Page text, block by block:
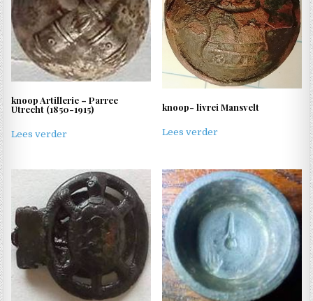
knoop Artillerie – Parree
Utrecht (1850-1915)
Lees verder
knoop- livrei Mansvelt
Lees verder